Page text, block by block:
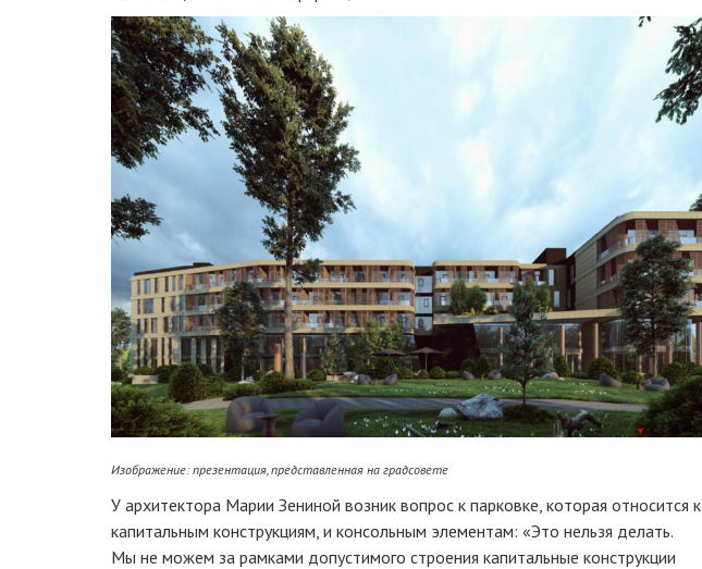
Изображение: презентация, представленная на градсовете
У архитектора Марии Зениной возник вопрос к парковке, которая относится к
капитальным конструкциям, и консольным элементам: «Это нельзя делать.
Мы не можем за рамками допустимого строения капитальные конструкции